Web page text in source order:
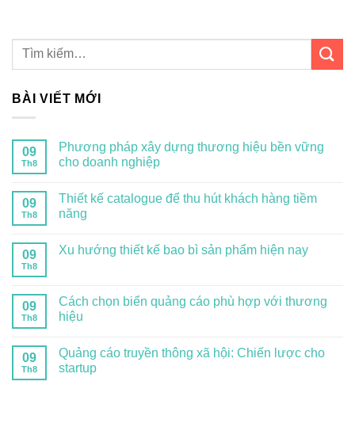
BÀI VIẾT MỚI
09
Th8
Phương pháp xây dựng thương hiệu bền vững
cho doanh nghiệp
09
Th8
Thiết kế catalogue để thu hút khách hàng tiềm
năng
09
Th8
Xu hướng thiết kế bao bì sản phẩm hiện nay
09
Th8
Cách chọn biển quảng cáo phù hợp với thương
hiệu
09
Th8
Quảng cáo truyền thông xã hội: Chiến lược cho
startup